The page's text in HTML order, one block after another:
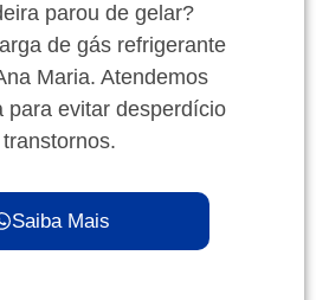
parou de gelar?
de gás refrigerante
Maria. Atendemos
para evitar desperdício
Saiba Mais